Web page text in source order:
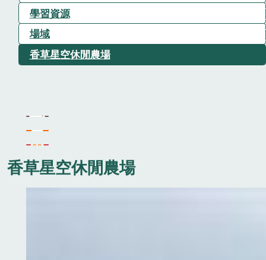
學習資源
場域
香草星空休閒農場
香草星空休閒農場